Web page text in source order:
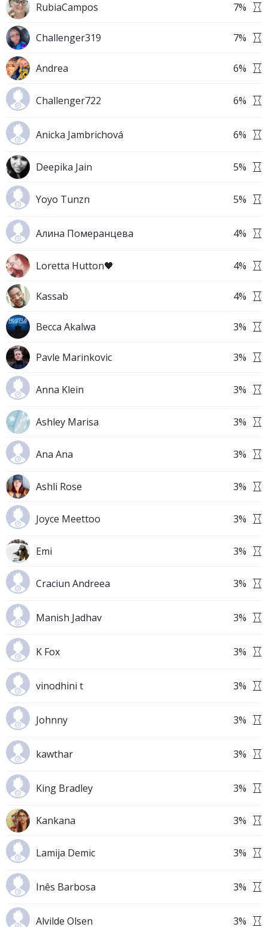
RubiaCampos 7%
Challenger319 7%
Andrea 6%
Challenger722 6%
Anicka Jambrichová 6%
Deepika Jain 5%
Yoyo Tunzn 5%
Алина Померанцева 4%
Loretta Hutton🖤 4%
Kassab 4%
Becca Akalwa 3%
Pavle Marinkovic 3%
Anna Klein 3%
Ashley Marisa 3%
Ana Ana 3%
Ashli Rose 3%
Joyce Meettoo 3%
Emi 3%
Craciun Andreea 3%
Manish Jadhav 3%
K Fox 3%
vinodhini t 3%
Johnny 3%
kawthar 3%
King Bradley 3%
Kankana 3%
Lamija Demic 3%
Inês Barbosa 3%
Alvilde Olsen 3%